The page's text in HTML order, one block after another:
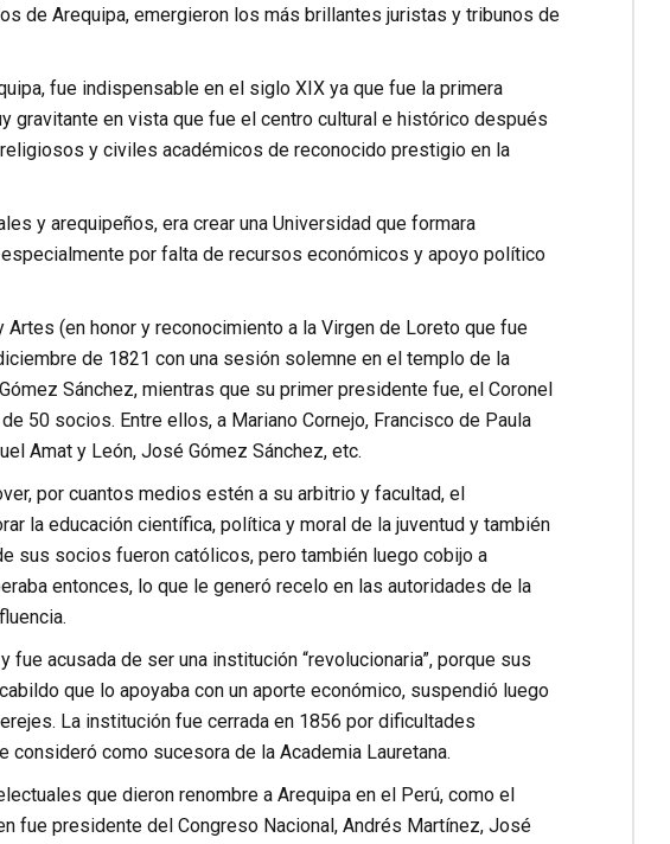
de Arequipa, emergieron los más brillantes juristas y tribunos de
fue indispensable en el siglo XIX ya que fue la primera
gravitante en vista que fue el centro cultural e histórico después
y civiles académicos de reconocido prestigio en la
y arequipeños, era crear una Universidad que formara
por falta de recursos económicos y apoyo político
(en honor y reconocimiento a la Virgen de Loreto que fue
de 1821 con una sesión solemne en el templo de la
Sánchez, mientras que su primer presidente fue, el Coronel
50 socios. Entre ellos, a Mariano Cornejo, Francisco de Paula
Amat y León, José Gómez Sánchez, etc.
por cuantos medios estén a su arbitrio y facultad, el
la educación científica, política y moral de la juventud y también
sus socios fueron católicos, pero también luego cobijo a
entonces, lo que le generó recelo en las autoridades de la
acusada de ser una institución “revolucionaria”, porque sus
que lo apoyaba con un aporte económico, suspendió luego
La institución fue cerrada en 1856 por dificultades
como sucesora de la Academia Lauretana.
que dieron renombre a Arequipa en el Perú, como el
fue presidente del Congreso Nacional, Andrés Martínez, José